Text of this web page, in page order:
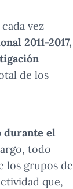
vez
2011-2017,
de los
durante el
todo
los grupos de
que,